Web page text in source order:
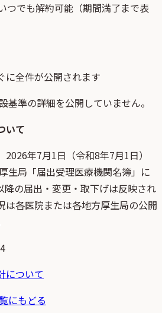
つでも解約可能（期間満了まで表
に全件が公開されます
準の詳細を公開していません。
いて
2026年7月1日 （令和8年7月1日）
生局「届出受理医療機関名簿」 に
降の届出・変更・取下げは反映され
は各医院または各地方厚生局の公開
について
にもどる